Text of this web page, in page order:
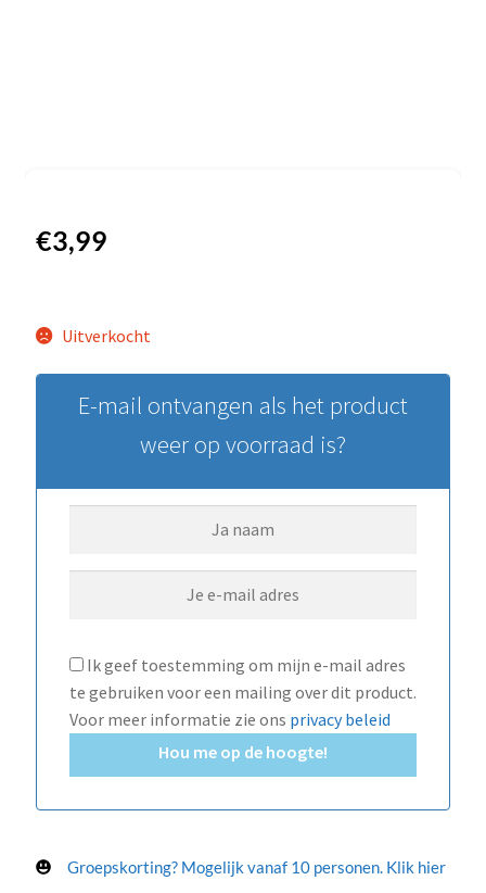
€3,99
Uitverkocht
E-mail ontvangen als het product
weer op voorraad is?
Ik geef toestemming om mijn e-mail adres
te gebruiken voor een mailing over dit product.
Voor meer informatie zie ons privacy beleid
Hou me op de hoogte!
Groepskorting? Mogelijk vanaf 10 personen. Klik hier